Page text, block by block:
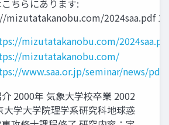
ちらにあります:
mizutatakanobu.com/2024saa.pdf 1
mizutatakanobu.com/
mizutatakanobu.com/
www.saa.or.jp/seminar/news/pdf/
2000年 気象大学校卒業 2002
大学大学院理学系研究科地球惑